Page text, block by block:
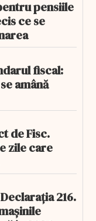
pensiile
ce se
fiscal:
amână
de Fisc.
zile care
216.